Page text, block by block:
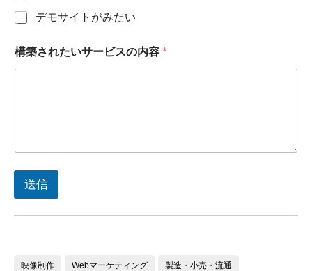
担
当
者
た
ー
ス
デモサイトがみたい
構築されたいサービスの内容 *
送信
映像制作 Webマーケティング 製造・小売・流通